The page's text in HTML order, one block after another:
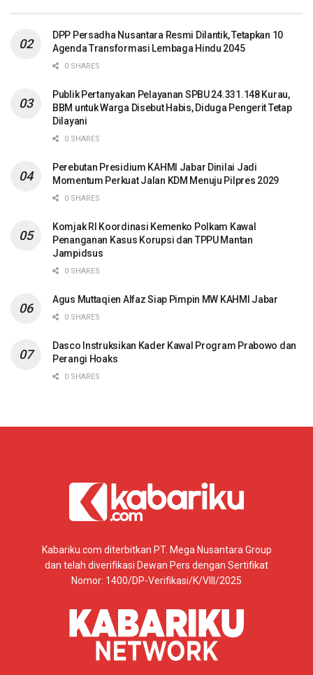
DPP Persadha Nusantara Resmi Dilantik, Tetapkan 10
Agenda Transformasi Lembaga Hindu 2045
0 SHARES
Publik Pertanyakan Pelayanan SPBU 24.331.148 Kurau,
BBM untuk Warga Disebut Habis, Diduga Pengerit Tetap
Dilayani
0 SHARES
Perebutan Presidium KAHMI Jabar Dinilai Jadi
Momentum Perkuat Jalan KDM Menuju Pilpres 2029
0 SHARES
Komjak RI Koordinasi Kemenko Polkam Kawal
Penanganan Kasus Korupsi dan TPPU Mantan
Jampidsus
0 SHARES
Agus Muttaqien Alfaz Siap Pimpin MW KAHMI Jabar
0 SHARES
Dasco Instruksikan Kader Kawal Program Prabowo dan
Perangi Hoaks
0 SHARES
Kabariku.com diterbitkan PT. Mega Nusantara Group
dan telah diverifikasi Dewan Pers dengan Sertifikat
Nomor: 1400/DP-Verifikasi/K/VIII/2025